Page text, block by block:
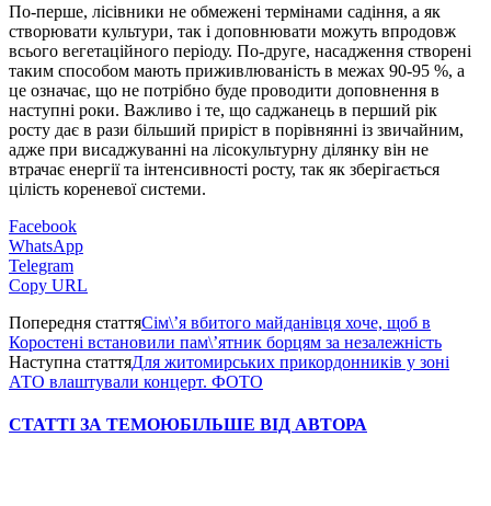
По-перше, лісівники не обмежені термінами садіння, а як
створювати культури, так і доповнювати можуть впродовж
всього вегетаційного періоду. По-друге, насадження створені
таким способом мають приживлюваність в межах 90-95 %, а
це означає, що не потрібно буде проводити доповнення в
наступні роки. Важливо і те, що саджанець в перший рік
росту дає в рази більший приріст в порівнянні із звичайним,
адже при висаджуванні на лісокультурну ділянку він не
втрачає енергії та інтенсивності росту, так як зберігається
цілість кореневої системи.
Facebook
WhatsApp
Telegram
Copy URL
Попередня статтяСім\’я вбитого майданівця хоче, щоб в
Коростені встановили пам\’ятник борцям за незалежність
Наступна статтяДля житомирських прикордонників у зоні
АТО влаштували концерт. ФОТО
СТАТТІ ЗА ТЕМОЮБІЛЬШЕ ВІД АВТОРА